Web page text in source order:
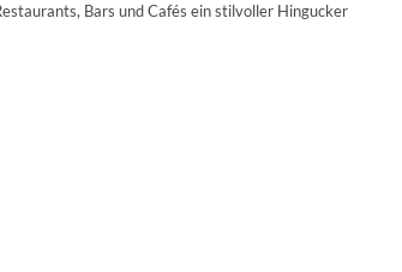
Bars und Cafés ein stilvoller Hingucker